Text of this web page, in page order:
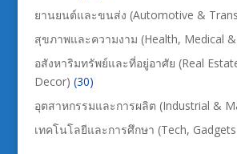
ยานยนต์และขนส่ง (Automotive &
สุขภาพและความงาม (Health, Medical
อสังหาริมทรัพย์และที่อยู่อาศัย (Real
Decor) (30)
อุตสาหกรรมและการผลิต (Industrial &
เทคโนโลยีและการศึกษา (Tech,